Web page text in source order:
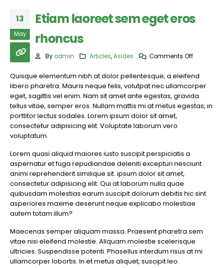
13
May
Etiam laoreet sem eget eros
rhoncus
By admin Articles,Asides Comments Offon
laoreet
sem
eget
eros
Quisque elementum nibh at dolor pellentesque, a eleifend
libero pharetra. Mauris neque felis, volutpat nec ullamcorper
eget, sagittis vel enim. Nam sit amet ante egestas, gravida
tellus vitae, semper eros. Nullam mattis mi at metus egestas, in
porttitor lectus sodales. Lorem ipsum dolor sit amet,
consectetur adipisicing elit. Voluptate laborum vero
voluptatum.
Lorem quasi aliquid maiores iusto suscipit perspiciatis a
aspernatur et fuga repudiandae deleniti excepturi nesciunt
animi reprehenderit similique sit. ipsum dolor sit amet,
consectetur adipisicing elit. Qui at laborum nulla quae
quibusdam molestias earum suscipit dolorum debitis hic sint
asperiores maxime deserunt neque explicabo molestiae
autem totam illum?
Maecenas semper aliquam massa. Praesent pharetra sem
vitae nisi eleifend molestie. Aliquam molestie scelerisque
ultricies. Suspendisse potenti. Phasellus interdum risus at mi
ullamcorper lobortis. In et metus aliquet, suscipit leo.